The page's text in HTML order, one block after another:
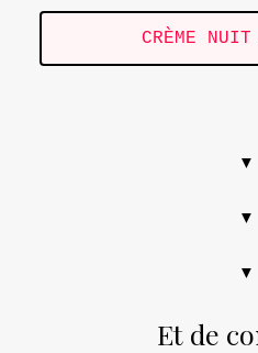
CRÈME
▼
▼
▼
Et de